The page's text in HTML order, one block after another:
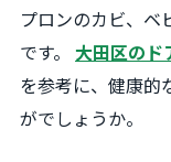
プロンのカビ、ベ
です。 大田区のド
を参考に、健康的
がでしょうか。